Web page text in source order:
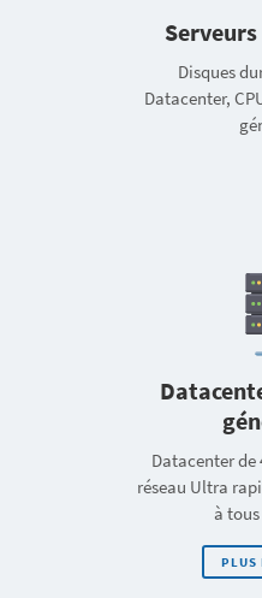
Disques
Datacenter,
Datacenter de
réseau Ultra
à
PLUS